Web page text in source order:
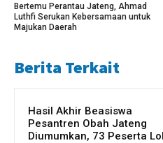
Bertemu Perantau Jateng, Ahmad
Luthfi Serukan Kebersamaan untuk
Majukan Daerah
Berita Terkait
Hasil Akhir Beasiswa
Pesantren Obah Jateng
Diumumkan, 73 Peserta